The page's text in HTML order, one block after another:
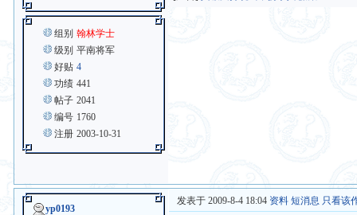
组别 翰林学士
级别 平南将军
好贴 4
功绩 441
帖子 2041
编号 1760
注册 2003-10-31
yp0193
发表于 2009-8-4 18:04 资料 短消息 只看该